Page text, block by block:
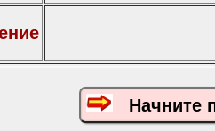
Начните